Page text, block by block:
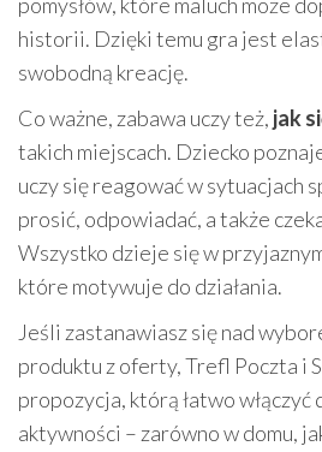
historii. Dzięki temu gra jest
swobodną kreację.
Co ważne, zabawa uczy też, jak
takich miejscach. Dziecko
uczy się reagować w sytuacjach
prosić, odpowiadać, a także
Wszystko dzieje się w
które motywuje do działania.
Jeśli zastanawiasz się nad
produktu z oferty, Trefl Poczta i
propozycja, którą łatwo włączyć
aktywności – zarówno w domu,